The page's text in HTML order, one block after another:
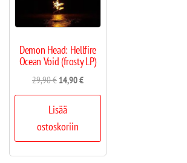
Demon Head: Hellfire
Ocean Void (frosty LP)
29,90€ 14,90€
Lisää
ostoskoriin